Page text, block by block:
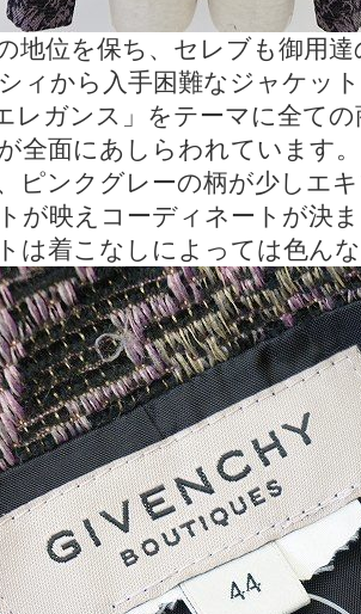
地位を保ち、セレブも御用
ィから入手困難なジャケッ
レガンス」をテーマに全て
全面にあしらわれています。
ピンクグレーの柄が少しエ
が映えコーディネートが決ま
は着こなしによっては色ん